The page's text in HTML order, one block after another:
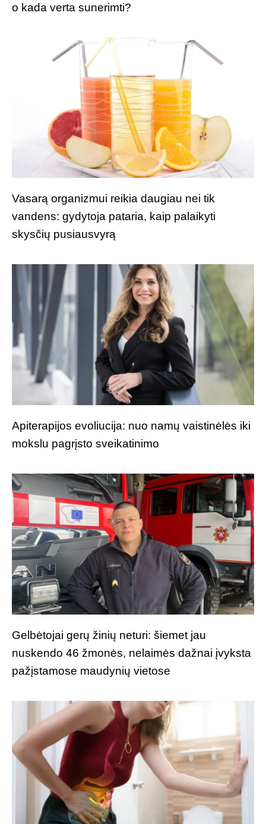
o kada verta sunerimti?
Vasarą organizmui reikia daugiau nei tik
vandens: gydytoja pataria, kaip palaikyti
skysčių pusiausvyrą
Apiterapijos evoliucija: nuo namų vaistinėlės iki
mokslu pagrįsto sveikatinimo
Gelbėtojai gerų žinių neturi: šiemet jau
nuskendo 46 žmonės, nelaimės dažnai įvyksta
pažįstamose maudynių vietose